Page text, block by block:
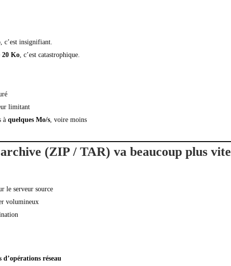
c’est insignifiant.
20 Ko , c’est catastrophique.
limitant
àquelques Mo/s , voire moins
(ZIP / TAR) va beaucoup plus vite
le serveur source
volumineux
d’opérations réseau